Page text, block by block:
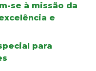
se à missão da
e
para